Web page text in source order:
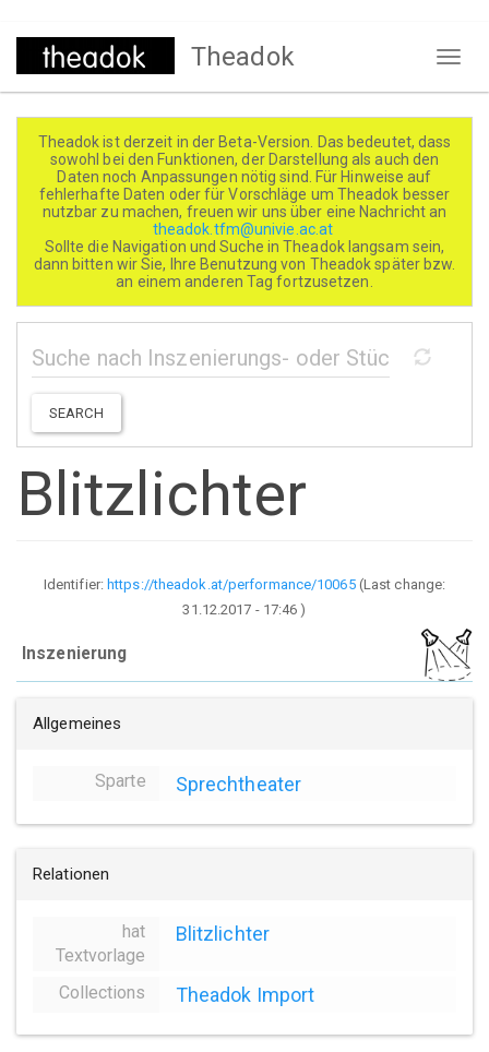
Direkt
Theadok
Theadok ist derzeit in der Beta-Version. Das bedeutet, dass
sowohl bei den Funktionen, der Darstellung als auch den
Daten noch Anpassungen nötig sind. Für Hinweise auf
fehlerhafte Daten oder für Vorschläge um Theadok besser
nutzbar zu machen, freuen wir uns über eine Nachricht an
theadok.tfm@univie.ac.at
Sollte die Navigation und Suche in Theadok langsam sein,
dann bitten wir Sie, Ihre Benutzung von Theadok später bzw.
an einem anderen Tag fortzusetzen.
SEARCH
Blitzlichter
Identifier:https://theadok.at/performance/10065(Last change:
31.12.2017 - 17:46 )
Inszenierung
Allgemeines
Sparte Sprechtheater
Relationen
hat
Textvorlage
Blitzlichter
Collections Theadok Import